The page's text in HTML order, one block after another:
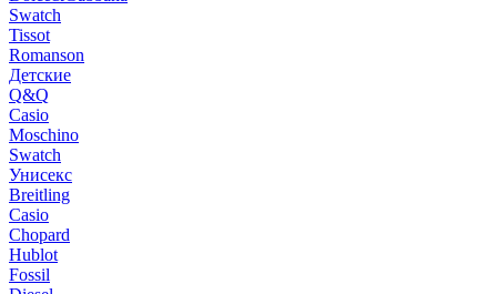
Swatch
Tissot
Romanson
Детские
Q&Q
Casio
Moschino
Swatch
Унисекс
Breitling
Casio
Chopard
Hublot
Fossil